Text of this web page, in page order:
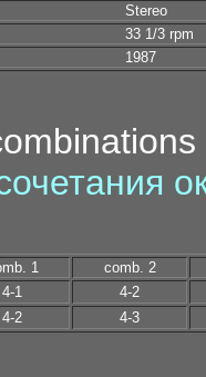
Stereo
33 1/3 rpm
1987
1
comb. 2
4-1
4-2
4-2 4-3